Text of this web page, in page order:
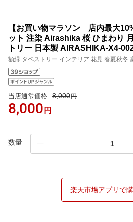
【お買い物マラソン 店内最大
ット 注染 Airashika 桜 ひまわり
トリー 日本製 AIRASHIKA-X4-
額縁 タペストリー インテリア 花見 春夏秋冬
当店通常価格 8,000円
8,000 円
数量
楽天市場アプリで